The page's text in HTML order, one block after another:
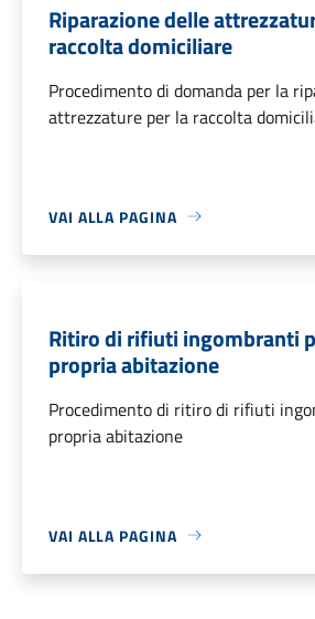
Riparazione delle
raccolta domiciliare
Procedimento di domanda per la
attrezzature per la raccolta
VAI ALLA PAGINA
Ritiro di rifiuti ingombranti
propria abitazione
Procedimento di ritiro di rifiuti
propria abitazione
VAI ALLA PAGINA